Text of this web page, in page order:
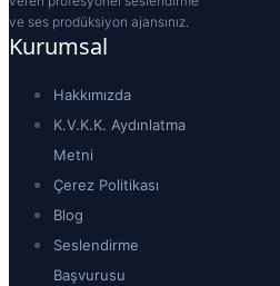
ve ses prodüksiyon ajansınız.
Kurumsal
Hakkımızda
K.V.K.K. Aydınlatma
Metni
Çerez Politikası
Blog
Seslendirme
Başvurusu